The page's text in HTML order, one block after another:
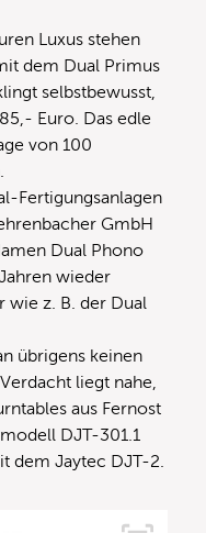
Luxus stehen
dem Dual Primus
selbstbewusst,
Euro. Das edle
von 100
Fertigungsanlagen
GmbH
Dual Phono
wieder
wie z. B. der Dual
übrigens keinen
liegt nahe,
aus Fernost
DJT-301.1
dem Jaytec DJT-2.